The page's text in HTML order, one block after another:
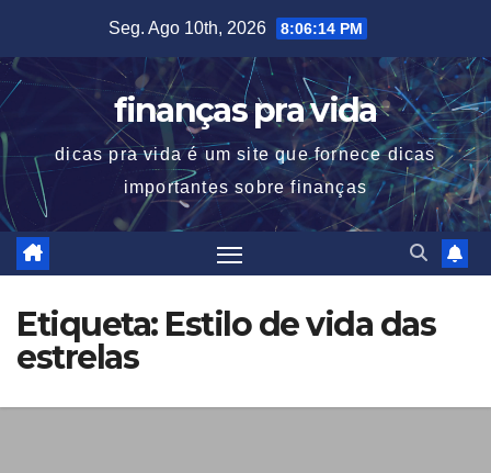
content
Seg. Ago 10th, 2026 8:06:14 PM
finanças pra vida
dicas pra vida é um site que fornece dicas
importantes sobre finanças
Etiqueta: Estilo de vida das
estrelas